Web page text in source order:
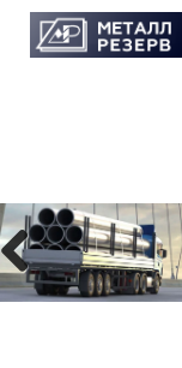
Previous